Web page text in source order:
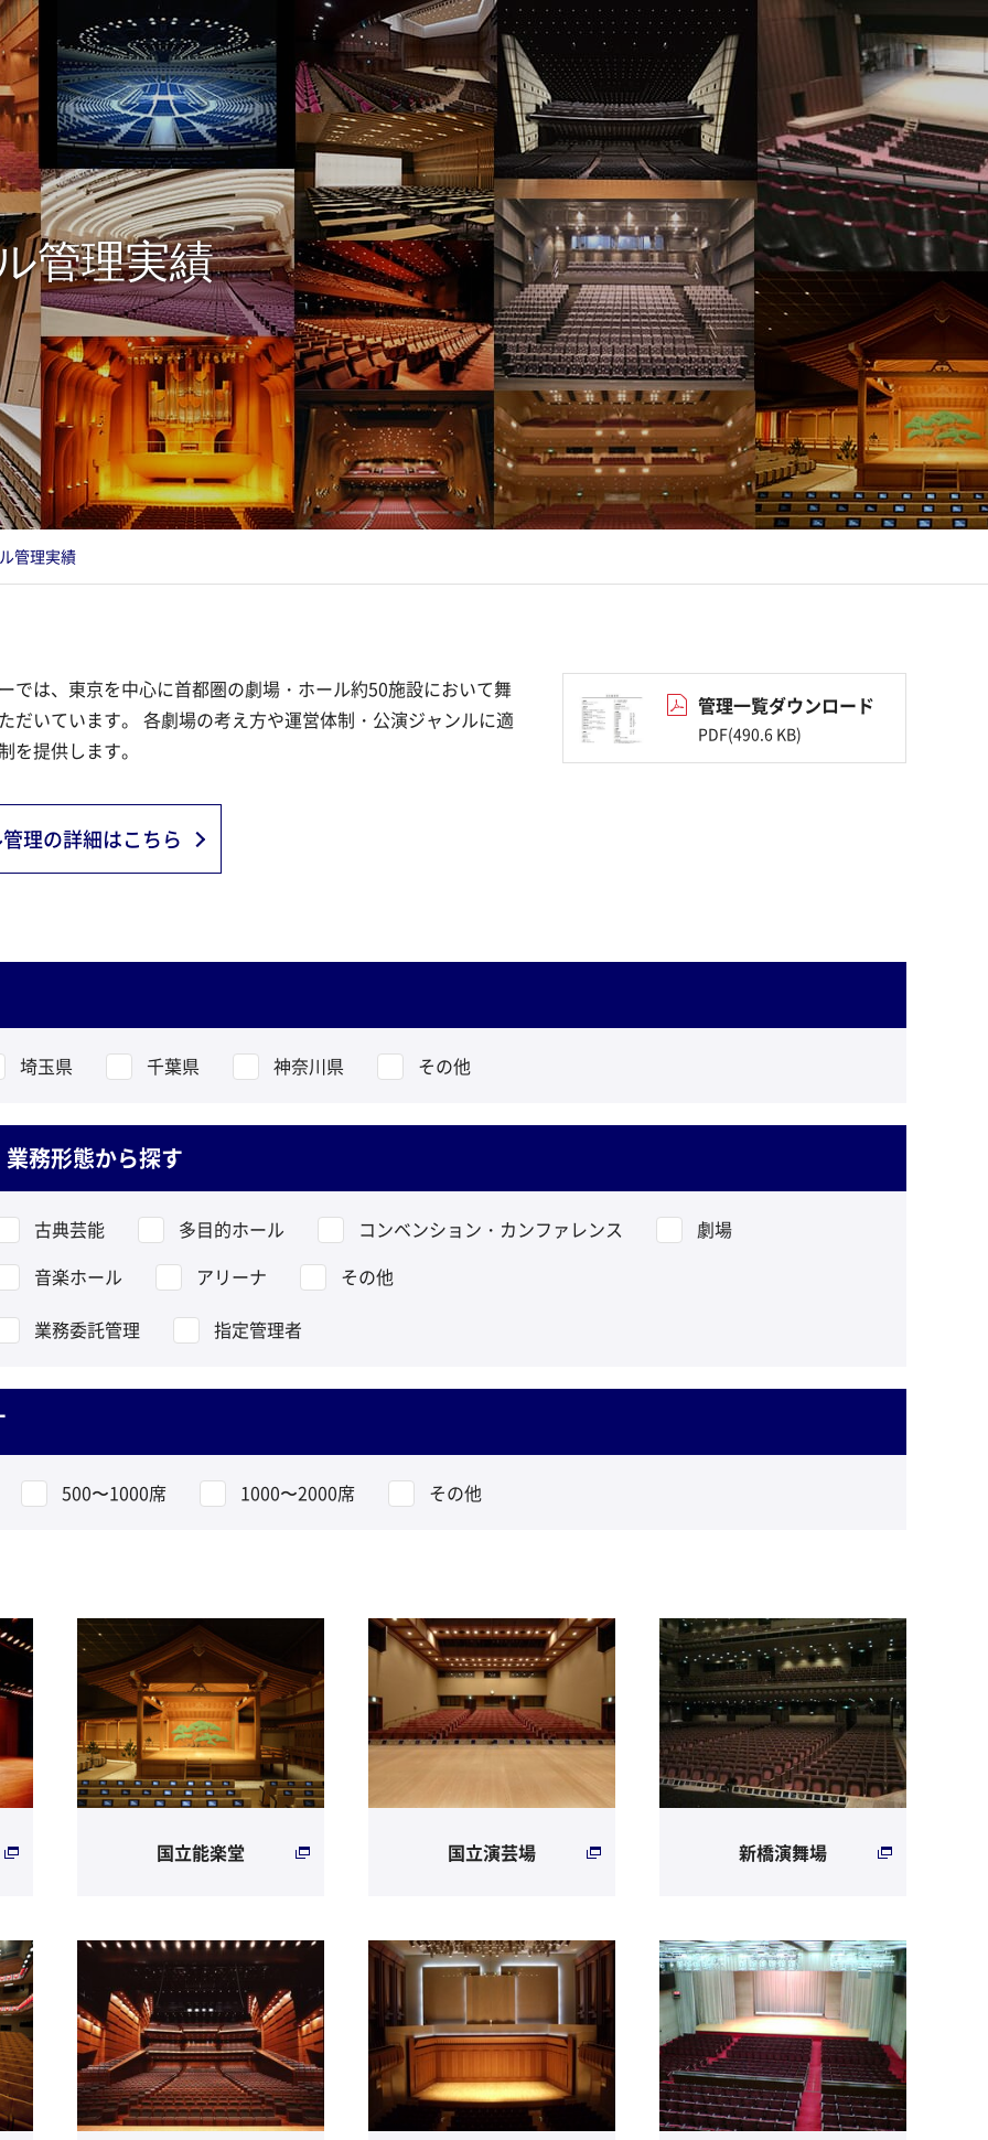
管理実績
管理実績
では、東京を中心に首都圏の劇場・ホール約50施設において舞
だいています。 各劇場の考え方や運営体制・公演ジャンルに適
を提供します。
管理一覧ダウンロード
PDF(490.6 KB)
理の詳細はこちら
埼玉県 千葉県 神奈川県 その他
務形態から探す
古典芸能 多目的ホール コンベンション・カンファレンス
劇場
音楽ホール
アリーナ
その他
業務委託管理
指定管理者
500〜1000席 1000〜2000席 その他
国立能楽堂 国立演芸場 新橋演舞場